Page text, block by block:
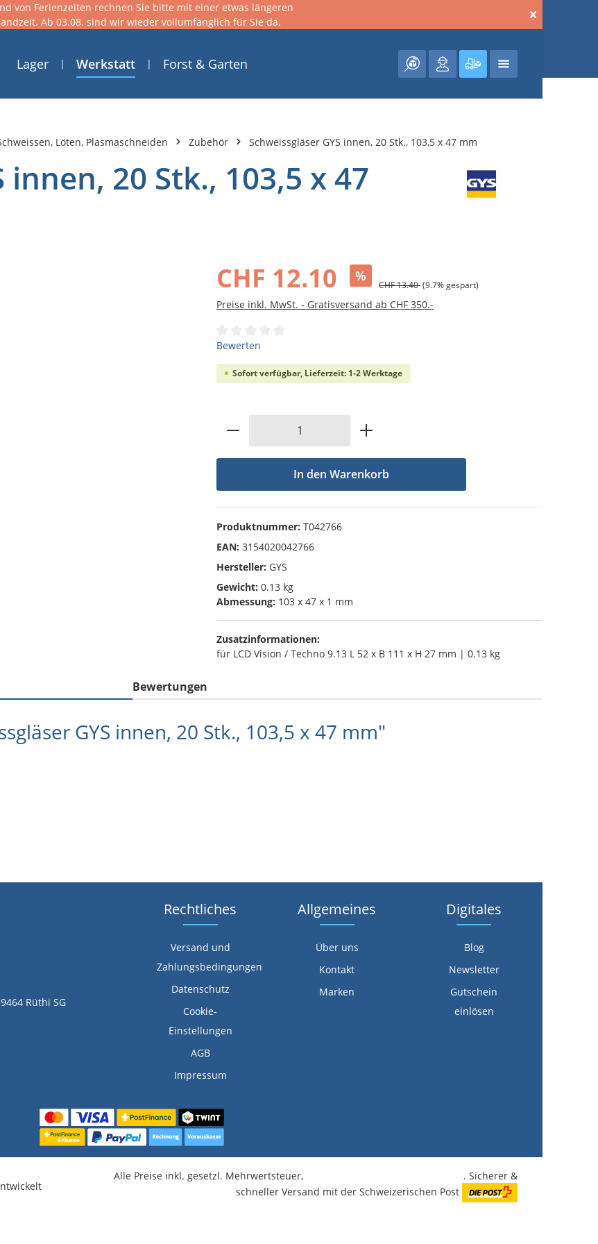
von Ferienzeiten rechnen Sie bitte mit einer etwas längeren
Ab 03.08. sind wir wieder vollumfänglich für Sie da.
Lager Werkstatt Forst & Garten Warenkorb enthält 0
Löten, Plasmaschneiden Zubehör Schweissgläser GYS innen, 20 Stk., 103,5 x 47 mm
innen, 20 Stk., 103,5 x 47
CHF 12.10 %
CHF 13.40(9.7% gespart)
Preise inkl. MwSt. - Gratisversand ab CHF 350.-
Durchschnittliche Bewertung von 0 von 5 Sternen
Bewerten
Sofort verfügbar, Lieferzeit: 1-2 Werktage
Produkt Anzahl: Gib den gewünschten Wert
In den Warenkorb
Produktnummer: T042766
EAN: 3154020042766
Hersteller: GYS
Gewicht: 0.13 kg
Abmessung: 103 x 47 x 1 mm
Zusatzinformationen:
für LCD Vision / Techno 9.13 L 52 x B 111 x H 27 mm | 0.13 kg
Bewertungen
GYS innen, 20 Stk., 103,5 x 47 mm"
Rüthi SG
Rechtliches
Versand und
Zahlungsbedingungen
Datenschutz
Cookie-
Einstellungen
AGB
Impressum
Allgemeines
Über uns
Kontakt
Marken
Digitales
Blog
Newsletter
Gutschein
einlösen
Alle Preise inkl. gesetzl. Mehrwertsteuer,
. Sicherer &
schneller Versand mit der Schweizerischen Post